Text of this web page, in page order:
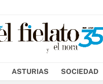
ASTURIAS SOCIEDAD